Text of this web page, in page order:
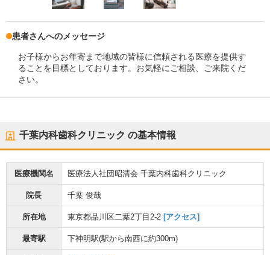
患者さんへのメッセージ
お子様からお年寄まで地域の皆様に信頼される医療を提供す
ることを目標としております。お気軽にご相談、ご来院くだ
さい。
千葉内科歯科クリニック の基本情報
医療機関名 医療法人社団昭清会 千葉内科歯科クリニック
院長 千葉 俊哉
所在地 東京都品川区二葉2丁目2-2 [アクセス]
最寄駅 下神明駅(駅から南西に約300m)